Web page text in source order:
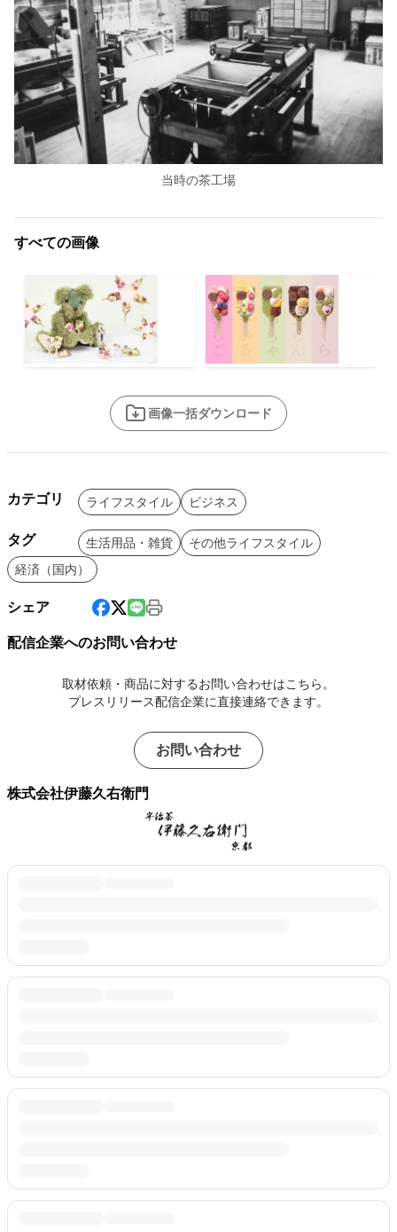
当時の茶工場
すべての画像
画像一括ダウンロード
カテゴリ ライフスタイル ビジネス
タグ 生活用品・雑貨
その他ライフスタイル
経済（国内）
シェア
配信企業へのお問い合わせ
取材依頼・商品に対するお問い合わせはこちら。
プレスリリース配信企業に直接連絡できます。
お問い合わせ
株式会社伊藤久右衛門